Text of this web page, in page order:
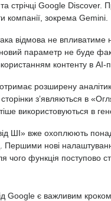
та стрічці Google
компанії, зокрема Gemini.
відмова не впливатиме
параметр не буде
контенту в AI-
розширену
з’являються в
використовуються в
ШІ» вже охоплюють
нові
чого функція поступово
є важливим кроком